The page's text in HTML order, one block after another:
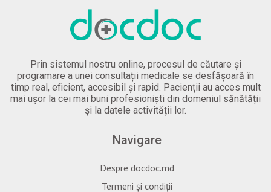
Prin sistemul nostru online, procesul de căutare și
programare a unei consultații medicale se desfășoară în
timp real, eficient, accesibil și rapid. Pacienții au acces mult
mai ușor la cei mai buni profesioniști din domeniul sănătății
și la datele activității lor.
Navigare
Despre docdoc.md
Termeni și condiții